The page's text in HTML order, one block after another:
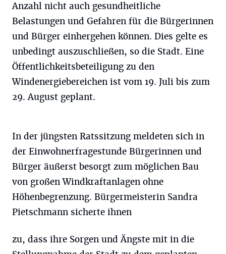
Anzahl nicht auch gesundheitliche
Belastungen und Gefahren für die Bürgerinnen
und Bürger einhergehen können. Dies gelte es
unbedingt auszuschließen, so die Stadt. Eine
Öffentlichkeitsbeteiligung zu den
Windenergiebereichen ist vom 19. Juli bis zum
29. August geplant.
In der jüngsten Ratssitzung meldeten sich in
der Einwohnerfragestunde Bürgerinnen und
Bürger äußerst besorgt zum möglichen Bau
von großen Windkraftanlagen ohne
Höhenbegrenzung. Bürgermeisterin Sandra
Pietschmann sicherte ihnen
zu, dass ihre Sorgen und Ängste mit in die